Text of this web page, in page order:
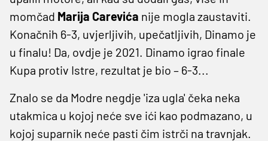
momčad Marija Carevića nije mogla zaustaviti.
Konačnih 6-3, uvjerljivih, upečatljivih, Dinamo je
u finalu! Da, ovdje je 2021. Dinamo igrao finale
Kupa protiv Istre, rezultat je bio – 6-3...
Znalo se da Modre negdje 'iza ugla' čeka neka
utakmica u kojoj neće sve ići kao podmazano, u
kojoj suparnik neće pasti čim istrči na travnjak.